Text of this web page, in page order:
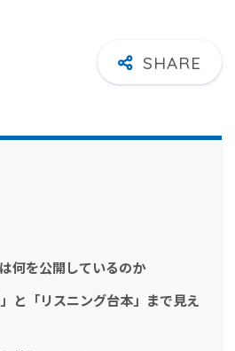
は何を公開しているのか
」と「リスニング台本」まで見え